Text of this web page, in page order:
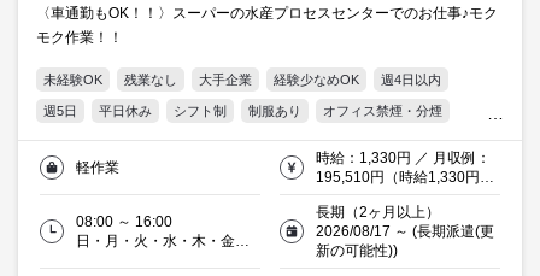
〈車通勤もOK！！〉スーパーの水産プロセスセンターでのお仕事♪モク
モク作業！！
未経験OK 残業なし 大手企業 経験少なめOK 週4日以内
週5日 平日休み シフト制 制服あり オフィス禁煙・分煙
交通費支給 20代活躍中 30代活躍中 ミドル(40代)活躍中
エルダー(50代)活躍中 働く主婦（夫）活躍中 派遣社員就業中
軽作業
時給：1,330円 ／ 月収例：
195,510円（時給1,330円×
実働7時間×月21日）交通費
支給あり（当社規定あり）
08:00 ～ 16:00
日・月・火・水・木・金・
長期（2ヶ月以上）
2026/08/17 ～ (長期派遣(更
新の可能性))